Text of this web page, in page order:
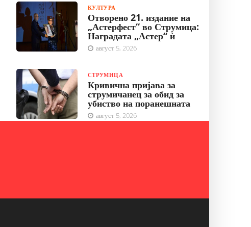
КУЛТУРА
Отворено 21. издание на
„Астерфест“ во Струмица:
Наградата „Астер“ ѝ
август 5, 2026
СТРУМИЦА
Кривична пријава за
струмичанец за обид за
убиство на поранешната
август 5, 2026